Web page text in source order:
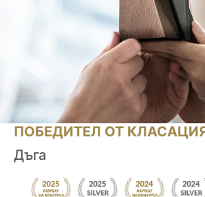
ПОБЕДИТЕЛ ОТ
Дъга